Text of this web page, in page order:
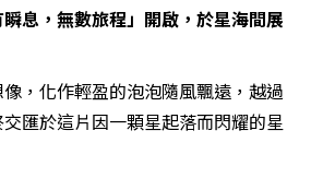
息，無數旅程」開啟，於星海間展
化作輕盈的泡泡隨風飄遠，越過
匯於這片因一顆星起落而閃耀的星